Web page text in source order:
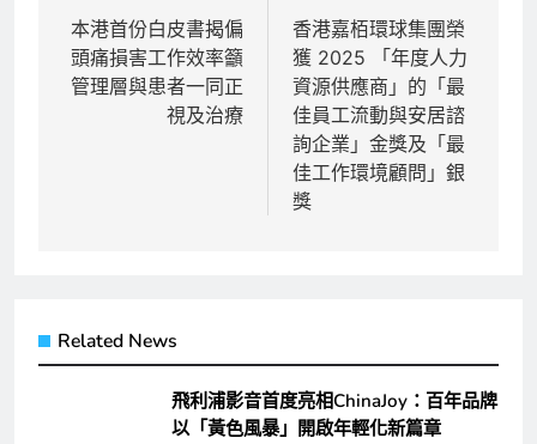
章
導
本港首份白皮書揭偏
頭痛損害工作效率籲
管理層與患者一同正
視及治療
香港嘉栢環球集團榮
獲 2025 「年度人力
資源供應商」的「最
佳員工流動與安居諮
詢企業」金獎及「最
佳工作環境顧問」銀
獎
Related News
飛利浦影音首度亮相ChinaJoy：百年品牌
以「黃色風暴」開啟年輕化新篇章